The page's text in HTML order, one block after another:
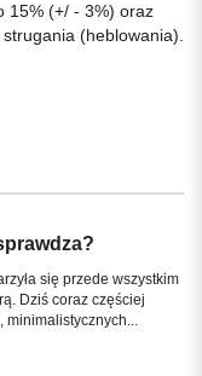
15% (+/ - 3%) oraz
(heblowania).
się przede wszystkim
Dziś coraz częściej
minimalistycznych...